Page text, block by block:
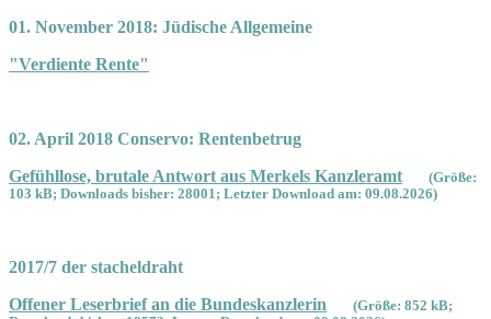
01. November 2018: Jüdische Allgemeine
"Verdiente Rente"
02. April 2018 Conservo: Rentenbetrug
Gefühllose, brutale Antwort aus Merkels Kanzleramt
(Größe:
103 kB; Downloads bisher: 28001; Letzter Download am: 09.08.2026)
2017/7 der stacheldraht
Offener Leserbrief an die Bundeskanzlerin
(Größe: 852 kB;